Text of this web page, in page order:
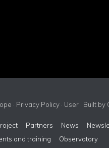
· Privacy Policy· User· Built by
Partners News
and training
Observatory